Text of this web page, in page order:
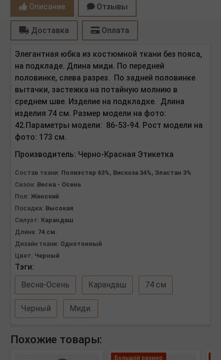
Описание Отзывы
Доставка Оплата
Элегантная юбка из костюмной ткани без пояса,
на подкладе. Длина миди. По передней
половинке, слева разрез. По задней половинке
вытачки, застежка на потайную молнию в
среднем шве. Изделие на подкладке. Длина
изделия 74 см. Размер модели на фото:
42.Параметры модели: 86-53-94. Рост модели на
фото: 173 см.
Производитель: Черно-Красная Этикетка
Состав ткани: Полиэстер 63%, Вискоза 34%, Эластан 3%
Сезон: Весна - Осень
Пол: Женский
Посадка: Высокая
Силуэт: Карандаш
Длина: 74 см.
Дизайн ткани: Однотонный
Цвет: Черный
Тэги:
Весна-Осень
Карандаш 74 см
Черный Миди.
Похожие товары:
Большой размер